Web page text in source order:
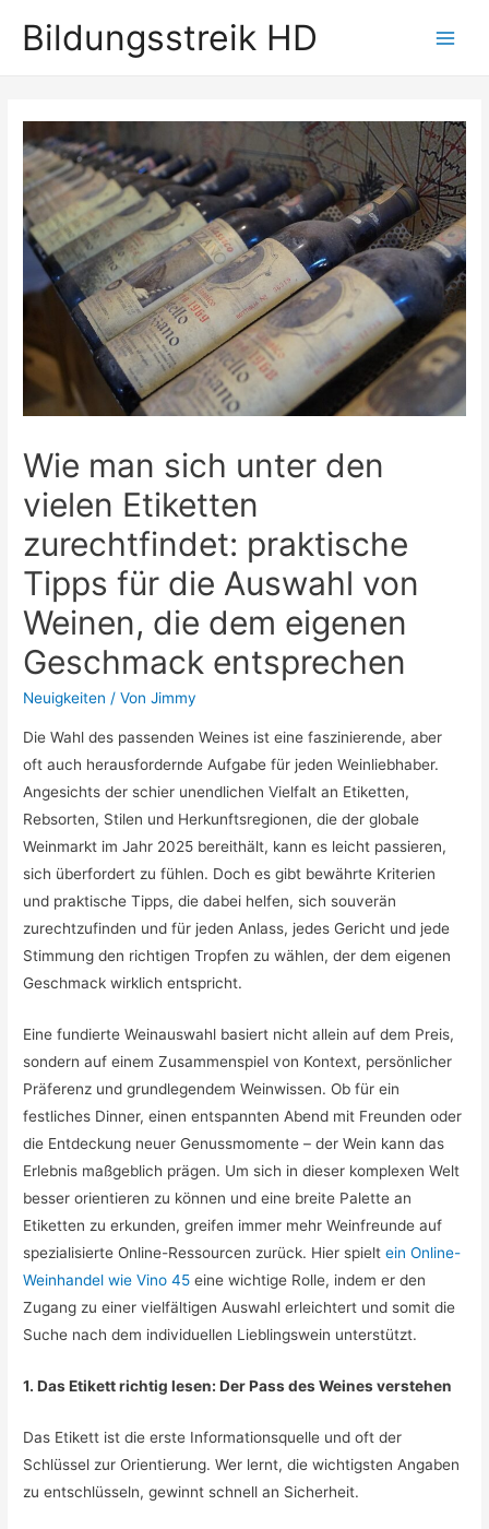
Bildungsstreik HD
Wie man sich unter den
vielen Etiketten
zurechtfindet: praktische
Tipps für die Auswahl von
Weinen, die dem eigenen
Geschmack entsprechen
Neuigkeiten / VonJimmy
Die Wahl des passenden Weines ist eine faszinierende, aber
oft auch herausfordernde Aufgabe für jeden Weinliebhaber.
Angesichts der schier unendlichen Vielfalt an Etiketten,
Rebsorten, Stilen und Herkunftsregionen, die der globale
Weinmarkt im Jahr 2025 bereithält, kann es leicht passieren,
sich überfordert zu fühlen. Doch es gibt bewährte Kriterien
und praktische Tipps, die dabei helfen, sich souverän
zurechtzufinden und für jeden Anlass, jedes Gericht und jede
Stimmung den richtigen Tropfen zu wählen, der dem eigenen
Geschmack wirklich entspricht.
Eine fundierte Weinauswahl basiert nicht allein auf dem Preis,
sondern auf einem Zusammenspiel von Kontext, persönlicher
Präferenz und grundlegendem Weinwissen. Ob für ein
festliches Dinner, einen entspannten Abend mit Freunden oder
die Entdeckung neuer Genussmomente – der Wein kann das
Erlebnis maßgeblich prägen. Um sich in dieser komplexen Welt
besser orientieren zu können und eine breite Palette an
Etiketten zu erkunden, greifen immer mehr Weinfreunde auf
spezialisierte Online-Ressourcen zurück. Hier spieltein Online-
Weinhandel wie Vino 45 eine wichtige Rolle, indem er den
Zugang zu einer vielfältigen Auswahl erleichtert und somit die
Suche nach dem individuellen Lieblingswein unterstützt.
1. Das Etikett richtig lesen: Der Pass des Weines verstehen
Das Etikett ist die erste Informationsquelle und oft der
Schlüssel zur Orientierung. Wer lernt, die wichtigsten Angaben
zu entschlüsseln, gewinnt schnell an Sicherheit.